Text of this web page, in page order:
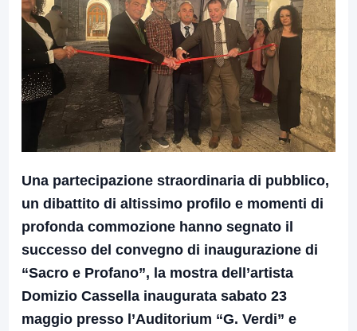
Una partecipazione straordinaria di pubblico,
un dibattito di altissimo profilo e momenti di
profonda commozione hanno segnato il
successo del convegno di inaugurazione di
“Sacro e Profano”, la mostra dell’artista
Domizio Cassella inaugurata sabato 23
maggio presso l’Auditorium “G. Verdi” e